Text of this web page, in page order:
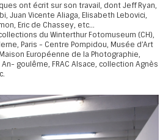
ont écrit sur son travail, dont Jeff Ryan,
Juan Vicente Aliaga, Elisabeth Lebovici,
Eric de Chassey, etc...
du Winterthur Fotomuseum (CH),
Paris - Centre Pompidou, Musée d’Art
Européenne de la Photographie,
An- goulême, FRAC Alsace, collection Agnès